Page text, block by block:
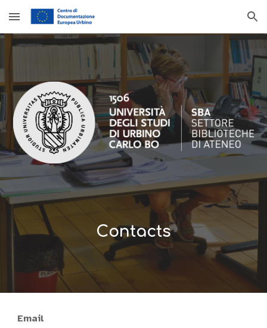
Skip to main content Skip to navigation
Contacts
Email